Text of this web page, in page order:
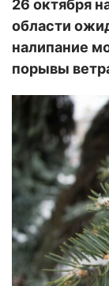
26 октября
области
налипание
порывы